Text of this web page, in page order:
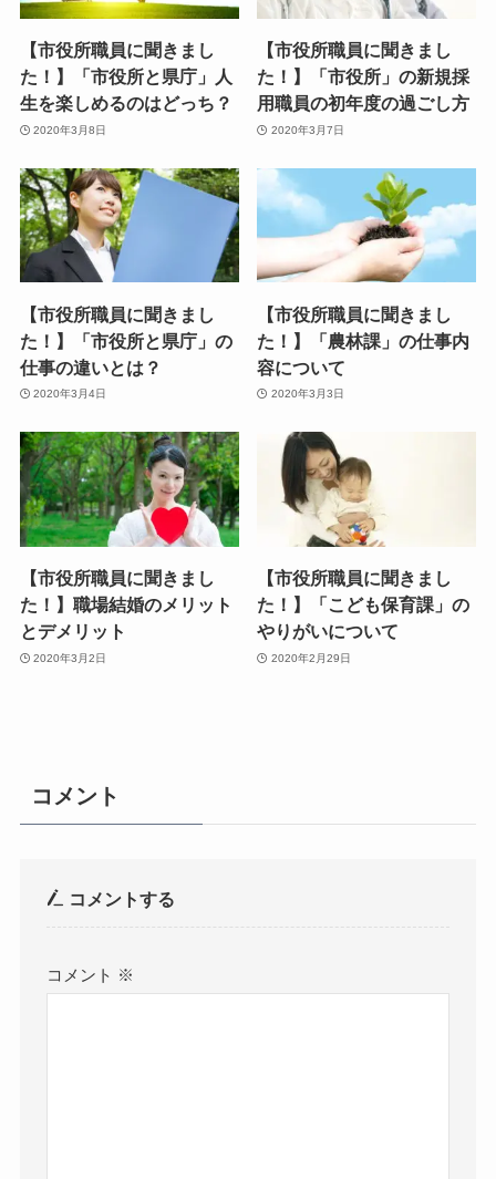
【市役所職員に聞きまし
た！】「市役所と県庁」人
生を楽しめるのはどっち？
2020年3月8日
【市役所職員に聞きまし
た！】「市役所」の新規採
用職員の初年度の過ごし方
2020年3月7日
【市役所職員に聞きまし
た！】「市役所と県庁」の
仕事の違いとは？
2020年3月4日
【市役所職員に聞きまし
た！】「農林課」の仕事内
容について
2020年3月3日
【市役所職員に聞きまし
た！】職場結婚のメリット
とデメリット
2020年3月2日
【市役所職員に聞きまし
た！】「こども保育課」の
やりがいについて
2020年2月29日
コメント
コメントする
コメント ※